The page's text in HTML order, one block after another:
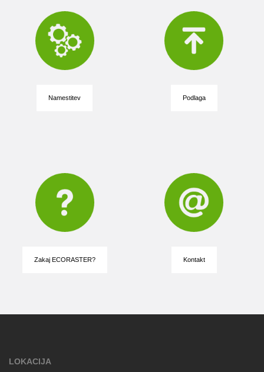
Namestitev Podlaga
Zakaj ECORASTER? Kontakt
LOKACIJA